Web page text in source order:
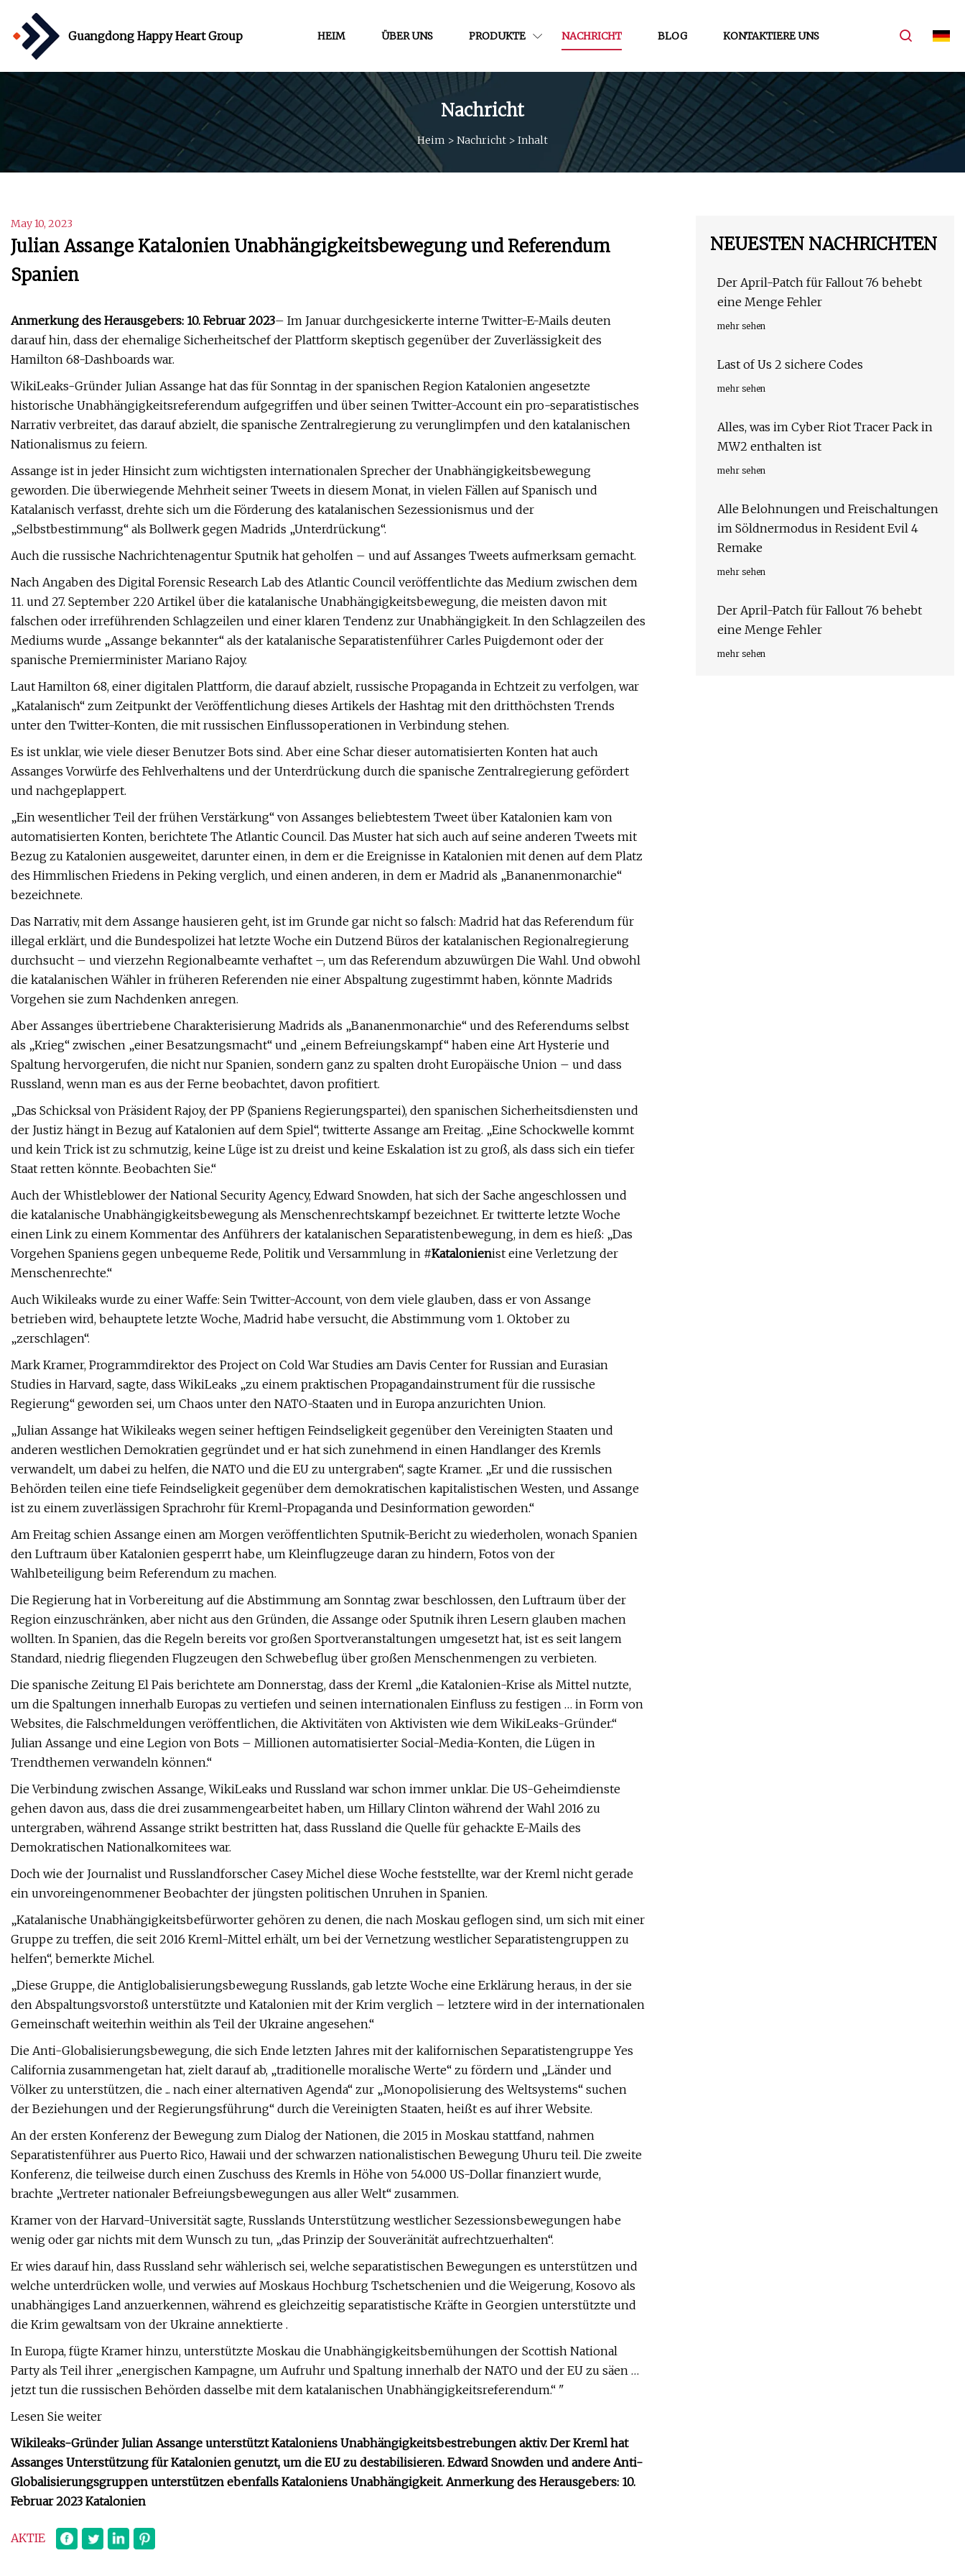
Guangdong Happy Heart Group HEIM ÜBER UNS PRODUKTE NACHRICHT BLOG KONTAKTIERE UNS
Nachricht
Heim > Nachricht > Inhalt
May 10, 2023
Julian Assange Katalonien Unabhängigkeitsbewegung und Referendum
Spanien
Anmerkung des Herausgebers: 10. Februar 2023– Im Januar durchgesickerte interne Twitter-E-Mails deuten
darauf hin, dass der ehemalige Sicherheitschef der Plattform skeptisch gegenüber der Zuverlässigkeit des
Hamilton 68-Dashboards war.
WikiLeaks-Gründer Julian Assange hat das für Sonntag in der spanischen Region Katalonien angesetzte
historische Unabhängigkeitsreferendum aufgegriffen und über seinen Twitter-Account ein pro-separatistisches
Narrativ verbreitet, das darauf abzielt, die spanische Zentralregierung zu verunglimpfen und den katalanischen
Nationalismus zu feiern.
Assange ist in jeder Hinsicht zum wichtigsten internationalen Sprecher der Unabhängigkeitsbewegung
geworden. Die überwiegende Mehrheit seiner Tweets in diesem Monat, in vielen Fällen auf Spanisch und
Katalanisch verfasst, drehte sich um die Förderung des katalanischen Sezessionismus und der
„Selbstbestimmung“ als Bollwerk gegen Madrids „Unterdrückung“.
Auch die russische Nachrichtenagentur Sputnik hat geholfen – und auf Assanges Tweets aufmerksam gemacht.
Nach Angaben des Digital Forensic Research Lab des Atlantic Council veröffentlichte das Medium zwischen dem
11. und 27. September 220 Artikel über die katalanische Unabhängigkeitsbewegung, die meisten davon mit
falschen oder irreführenden Schlagzeilen und einer klaren Tendenz zur Unabhängigkeit. In den Schlagzeilen des
Mediums wurde „Assange bekannter“ als der katalanische Separatistenführer Carles Puigdemont oder der
spanische Premierminister Mariano Rajoy.
Laut Hamilton 68, einer digitalen Plattform, die darauf abzielt, russische Propaganda in Echtzeit zu verfolgen, war
„Katalanisch“ zum Zeitpunkt der Veröffentlichung dieses Artikels der Hashtag mit den dritthöchsten Trends
unter den Twitter-Konten, die mit russischen Einflussoperationen in Verbindung stehen.
Es ist unklar, wie viele dieser Benutzer Bots sind. Aber eine Schar dieser automatisierten Konten hat auch
Assanges Vorwürfe des Fehlverhaltens und der Unterdrückung durch die spanische Zentralregierung gefördert
und nachgeplappert.
„Ein wesentlicher Teil der frühen Verstärkung“ von Assanges beliebtestem Tweet über Katalonien kam von
automatisierten Konten, berichtete The Atlantic Council. Das Muster hat sich auch auf seine anderen Tweets mit
Bezug zu Katalonien ausgeweitet, darunter einen, in dem er die Ereignisse in Katalonien mit denen auf dem Platz
des Himmlischen Friedens in Peking verglich, und einen anderen, in dem er Madrid als „Bananenmonarchie“
bezeichnete.
Das Narrativ, mit dem Assange hausieren geht, ist im Grunde gar nicht so falsch: Madrid hat das Referendum für
illegal erklärt, und die Bundespolizei hat letzte Woche ein Dutzend Büros der katalanischen Regionalregierung
durchsucht – und vierzehn Regionalbeamte verhaftet –, um das Referendum abzuwürgen Die Wahl. Und obwohl
die katalanischen Wähler in früheren Referenden nie einer Abspaltung zugestimmt haben, könnte Madrids
Vorgehen sie zum Nachdenken anregen.
Aber Assanges übertriebene Charakterisierung Madrids als „Bananenmonarchie“ und des Referendums selbst
als „Krieg“ zwischen „einer Besatzungsmacht“ und „einem Befreiungskampf“ haben eine Art Hysterie und
Spaltung hervorgerufen, die nicht nur Spanien, sondern ganz zu spalten droht Europäische Union – und dass
Russland, wenn man es aus der Ferne beobachtet, davon profitiert.
„Das Schicksal von Präsident Rajoy, der PP (Spaniens Regierungspartei), den spanischen Sicherheitsdiensten und
der Justiz hängt in Bezug auf Katalonien auf dem Spiel“, twitterte Assange am Freitag. „Eine Schockwelle kommt
und kein Trick ist zu schmutzig, keine Lüge ist zu dreist und keine Eskalation ist zu groß, als dass sich ein tiefer
Staat retten könnte. Beobachten Sie.“
Auch der Whistleblower der National Security Agency, Edward Snowden, hat sich der Sache angeschlossen und
die katalanische Unabhängigkeitsbewegung als Menschenrechtskampf bezeichnet. Er twitterte letzte Woche
einen Link zu einem Kommentar des Anführers der katalanischen Separatistenbewegung, in dem es hieß: „Das
Vorgehen Spaniens gegen unbequeme Rede, Politik und Versammlung in #Katalonienist eine Verletzung der
Menschenrechte.“
Auch Wikileaks wurde zu einer Waffe: Sein Twitter-Account, von dem viele glauben, dass er von Assange
betrieben wird, behauptete letzte Woche, Madrid habe versucht, die Abstimmung vom 1. Oktober zu
„zerschlagen“.
Mark Kramer, Programmdirektor des Project on Cold War Studies am Davis Center for Russian and Eurasian
Studies in Harvard, sagte, dass WikiLeaks „zu einem praktischen Propagandainstrument für die russische
Regierung“ geworden sei, um Chaos unter den NATO-Staaten und in Europa anzurichten Union.
„Julian Assange hat Wikileaks wegen seiner heftigen Feindseligkeit gegenüber den Vereinigten Staaten und
anderen westlichen Demokratien gegründet und er hat sich zunehmend in einen Handlanger des Kremls
verwandelt, um dabei zu helfen, die NATO und die EU zu untergraben“, sagte Kramer. „Er und die russischen
Behörden teilen eine tiefe Feindseligkeit gegenüber dem demokratischen kapitalistischen Westen, und Assange
ist zu einem zuverlässigen Sprachrohr für Kreml-Propaganda und Desinformation geworden.“
Am Freitag schien Assange einen am Morgen veröffentlichten Sputnik-Bericht zu wiederholen, wonach Spanien
den Luftraum über Katalonien gesperrt habe, um Kleinflugzeuge daran zu hindern, Fotos von der
Wahlbeteiligung beim Referendum zu machen.
Die Regierung hat in Vorbereitung auf die Abstimmung am Sonntag zwar beschlossen, den Luftraum über der
Region einzuschränken, aber nicht aus den Gründen, die Assange oder Sputnik ihren Lesern glauben machen
wollten. In Spanien, das die Regeln bereits vor großen Sportveranstaltungen umgesetzt hat, ist es seit langem
Standard, niedrig fliegenden Flugzeugen den Schwebeflug über großen Menschenmengen zu verbieten.
Die spanische Zeitung El Pais berichtete am Donnerstag, dass der Kreml „die Katalonien-Krise als Mittel nutzte,
um die Spaltungen innerhalb Europas zu vertiefen und seinen internationalen Einfluss zu festigen … in Form von
Websites, die Falschmeldungen veröffentlichen, die Aktivitäten von Aktivisten wie dem WikiLeaks-Gründer.“
Julian Assange und eine Legion von Bots – Millionen automatisierter Social-Media-Konten, die Lügen in
Trendthemen verwandeln können.“
Die Verbindung zwischen Assange, WikiLeaks und Russland war schon immer unklar. Die US-Geheimdienste
gehen davon aus, dass die drei zusammengearbeitet haben, um Hillary Clinton während der Wahl 2016 zu
untergraben, während Assange strikt bestritten hat, dass Russland die Quelle für gehackte E-Mails des
Demokratischen Nationalkomitees war.
Doch wie der Journalist und Russlandforscher Casey Michel diese Woche feststellte, war der Kreml nicht gerade
ein unvoreingenommener Beobachter der jüngsten politischen Unruhen in Spanien.
„Katalanische Unabhängigkeitsbefürworter gehören zu denen, die nach Moskau geflogen sind, um sich mit einer
Gruppe zu treffen, die seit 2016 Kreml-Mittel erhält, um bei der Vernetzung westlicher Separatistengruppen zu
helfen“, bemerkte Michel.
„Diese Gruppe, die Antiglobalisierungsbewegung Russlands, gab letzte Woche eine Erklärung heraus, in der sie
den Abspaltungsvorstoß unterstützte und Katalonien mit der Krim verglich – letztere wird in der internationalen
Gemeinschaft weiterhin weithin als Teil der Ukraine angesehen.“
Die Anti-Globalisierungsbewegung, die sich Ende letzten Jahres mit der kalifornischen Separatistengruppe Yes
California zusammengetan hat, zielt darauf ab, „traditionelle moralische Werte“ zu fördern und „Länder und
Völker zu unterstützen, die ... nach einer alternativen Agenda“ zur „Monopolisierung des Weltsystems“ suchen
der Beziehungen und der Regierungsführung“ durch die Vereinigten Staaten, heißt es auf ihrer Website.
An der ersten Konferenz der Bewegung zum Dialog der Nationen, die 2015 in Moskau stattfand, nahmen
Separatistenführer aus Puerto Rico, Hawaii und der schwarzen nationalistischen Bewegung Uhuru teil. Die zweite
Konferenz, die teilweise durch einen Zuschuss des Kremls in Höhe von 54.000 US-Dollar finanziert wurde,
brachte „Vertreter nationaler Befreiungsbewegungen aus aller Welt“ zusammen.
Kramer von der Harvard-Universität sagte, Russlands Unterstützung westlicher Sezessionsbewegungen habe
wenig oder gar nichts mit dem Wunsch zu tun, „das Prinzip der Souveränität aufrechtzuerhalten“.
Er wies darauf hin, dass Russland sehr wählerisch sei, welche separatistischen Bewegungen es unterstützen und
welche unterdrücken wolle, und verwies auf Moskaus Hochburg Tschetschenien und die Weigerung, Kosovo als
unabhängiges Land anzuerkennen, während es gleichzeitig separatistische Kräfte in Georgien unterstützte und
die Krim gewaltsam von der Ukraine annektierte .
In Europa, fügte Kramer hinzu, unterstützte Moskau die Unabhängigkeitsbemühungen der Scottish National
Party als Teil ihrer „energischen Kampagne, um Aufruhr und Spaltung innerhalb der NATO und der EU zu säen …
jetzt tun die russischen Behörden dasselbe mit dem katalanischen Unabhängigkeitsreferendum.“ "
Lesen Sie weiter
Wikileaks-Gründer Julian Assange unterstützt Kataloniens Unabhängigkeitsbestrebungen aktiv. Der Kreml hat
Assanges Unterstützung für Katalonien genutzt, um die EU zu destabilisieren. Edward Snowden und andere Anti-
Globalisierungsgruppen unterstützen ebenfalls Kataloniens Unabhängigkeit. Anmerkung des Herausgebers: 10.
Februar 2023 Katalonien
AKTIE
NEUESTEN NACHRICHTEN
Der April-Patch für Fallout 76 behebt
eine Menge Fehler
mehr sehen
Last of Us 2 sichere Codes
mehr sehen
Alles, was im Cyber ​​Riot Tracer Pack in
MW2 enthalten ist
mehr sehen
Alle Belohnungen und Freischaltungen
im Söldnermodus in Resident Evil 4
Remake
mehr sehen
Der April-Patch für Fallout 76 behebt
eine Menge Fehler
mehr sehen